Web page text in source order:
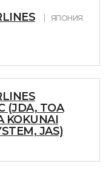
ЯПОНИЯ
(JDA, TOA
KOKUNAI
JAS)